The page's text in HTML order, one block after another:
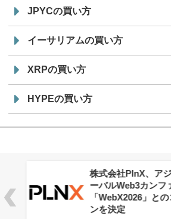
JPYCの買い方
イーサリアムの買い方
XRPの買い方
HYPEの買い方
株式会社PlnX、ア
ーバルWeb3カンフ
「WebX2026」と
ンを決定